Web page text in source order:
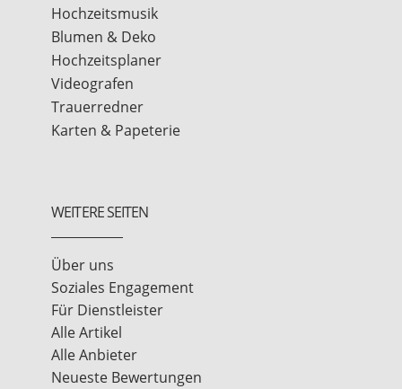
Hochzeitsmusik
Blumen & Deko
Hochzeitsplaner
Videografen
Trauerredner
Karten & Papeterie
WEITERE SEITEN
Über uns
Soziales Engagement
Für Dienstleister
Alle Artikel
Alle Anbieter
Neueste Bewertungen